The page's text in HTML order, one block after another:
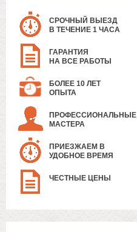
СРОЧНЫЙ ВЫЕЗД
В ТЕЧЕНИЕ 1 ЧАСА
ГАРАНТИЯ
НА ВСЕ РАБОТЫ
БОЛЕЕ 10 ЛЕТ
ОПЫТА
ПРОФЕССИОНАЛЬНЫЕ
МАСТЕРА
ПРИЕЗЖАЕМ В
УДОБНОЕ ВРЕМЯ
ЧЕСТНЫЕ ЦЕНЫ